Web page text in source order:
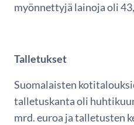
myönnettyjä lainoja oli
Talletukset
Suomalaisten
talletuskanta oli
mrd. euroa ja talletusten